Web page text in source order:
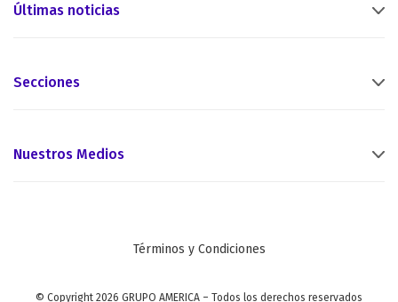
Últimas noticias
Secciones
Nuestros Medios
Términos y Condiciones
© Copyright 2026 GRUPO AMERICA – Todos los derechos reservados